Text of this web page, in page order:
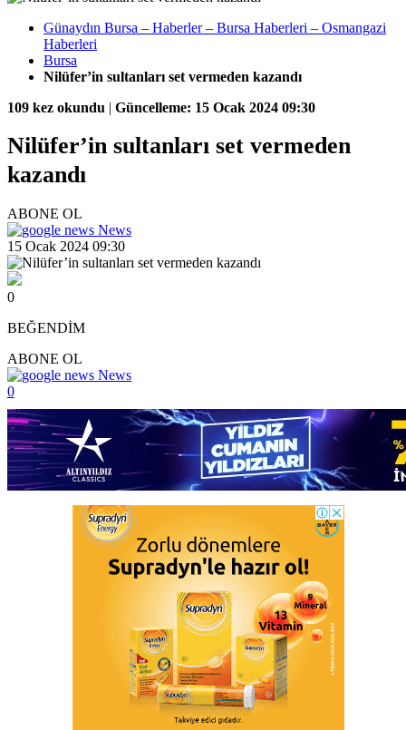
Günaydın Bursa – Haberler – Bursa Haberleri – Osmangazi
Haberleri
Bursa
Nilüfer’in sultanları set vermeden kazandı
109 kez okundu | Güncelleme: 15 Ocak 2024 09:30
Nilüfer’in sultanları set vermeden
kazandı
ABONE OL
News
15 Ocak 2024 09:30
0
BEĞENDİM
ABONE OL
News
0